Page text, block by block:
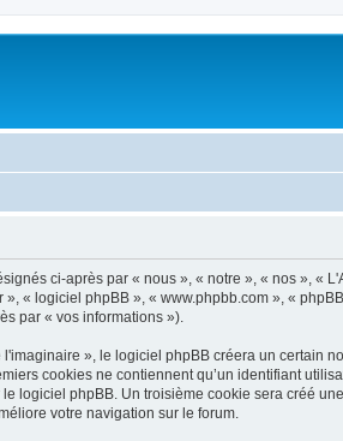
ci-après par « nous », « notre », « nos », «
« logiciel phpBB », « www.phpbb.com », «
par « vos informations »).
», le logiciel phpBB créera un certain
cookies ne contiennent qu’un identifiant
logiciel phpBB. Un troisième cookie sera créé
votre navigation sur le forum.